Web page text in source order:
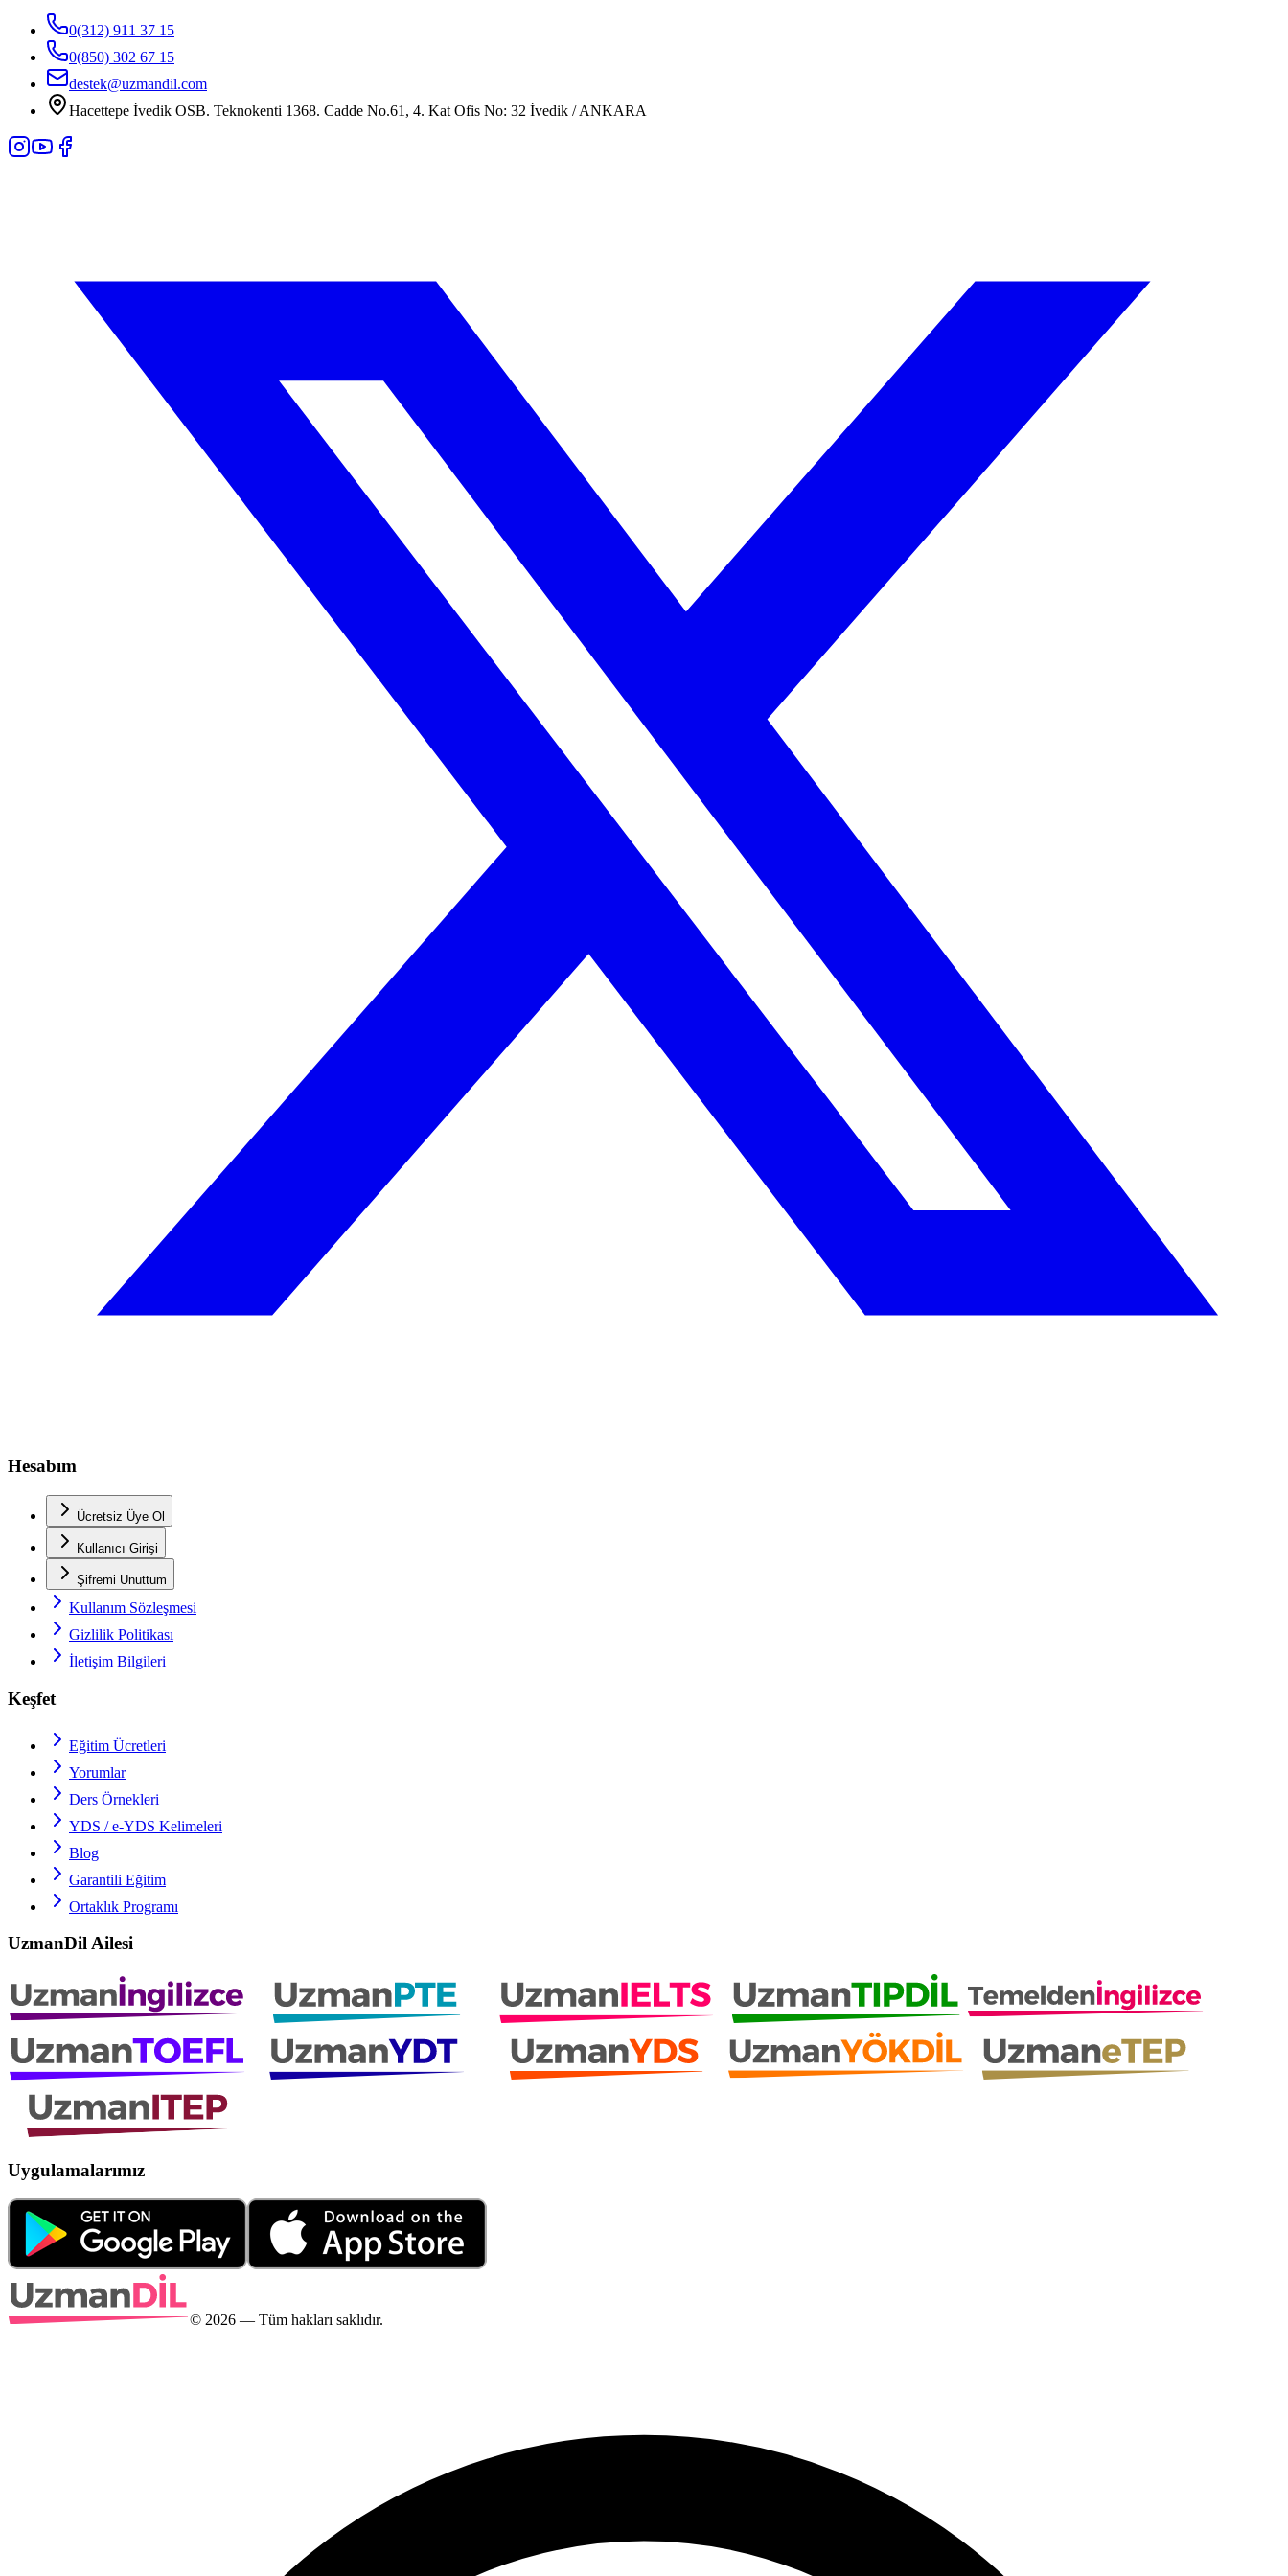
0(312) 911 37 15
0(850) 302 67 15
destek@uzmandil.com
Hacettepe İvedik OSB. Teknokenti 1368. Cadde No.61, 4. Kat Ofis No: 32 İvedik / ANKARA
Hesabım
Ücretsiz Üye Ol
Kullanıcı Girişi
Şifremi Unuttum
Kullanım Sözleşmesi
Gizlilik Politikası
İletişim Bilgileri
Keşfet
Eğitim Ücretleri
Yorumlar
Ders Örnekleri
YDS / e-YDS Kelimeleri
Blog
Garantili Eğitim
Ortaklık Programı
UzmanDil Ailesi
Uygulamalarımız
© 2026 — Tüm hakları saklıdır.